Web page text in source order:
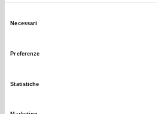
Necessari
Preferenze
Statistiche